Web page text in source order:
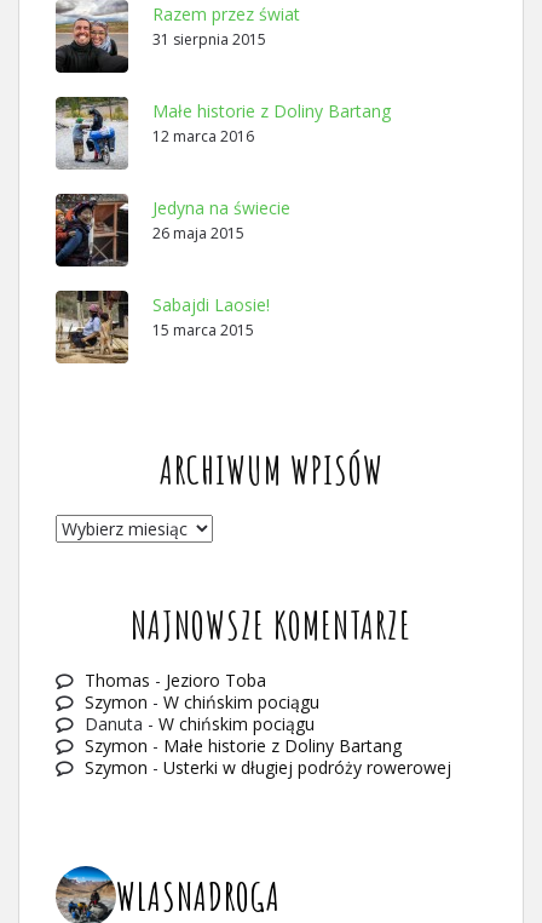
Razem przez świat
31 sierpnia 2015
Małe historie z Doliny Bartang
12 marca 2016
Jedyna na świecie
26 maja 2015
Sabajdi Laosie!
15 marca 2015
ARCHIWUM WPISÓW
ARCHIWUM
NAJNOWSZE KOMENTARZE
Thomas - Jezioro Toba
Szymon - W chińskim pociągu
Danuta - W chińskim pociągu
Szymon - Małe historie z Doliny Bartang
Szymon - Usterki w długiej podróży rowerowej
WLASNADROGA